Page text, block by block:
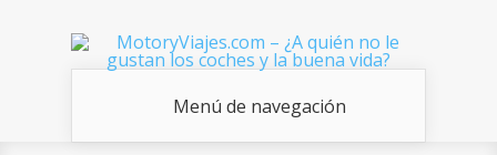
Menú de navegación